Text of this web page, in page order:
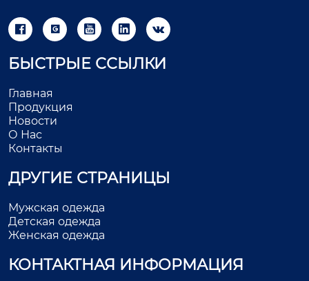
    
БЫСТРЫЕ ССЫЛКИ
Главная
Продукция
Новости
О Нас
Контакты
ДРУГИЕ СТРАНИЦЫ
Мужская одежда
Детская одежда
Женская одежда
КОНТАКТНАЯ ИНФОРМАЦИЯ